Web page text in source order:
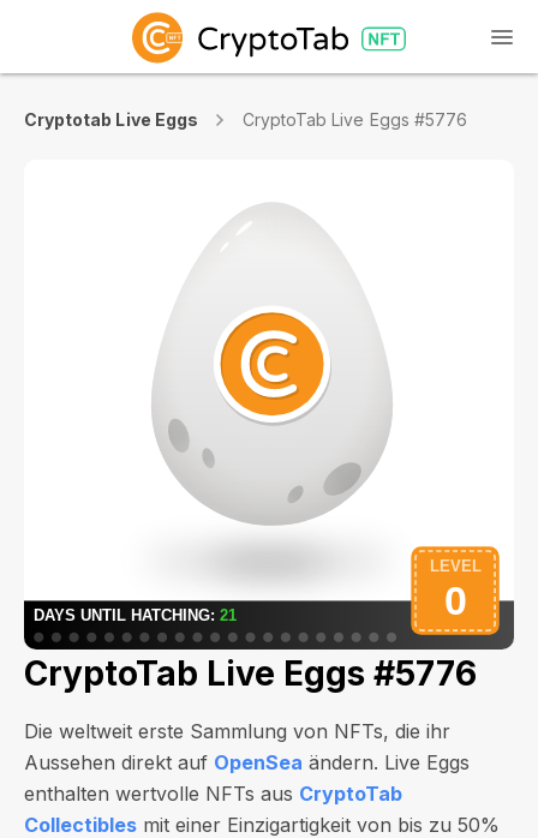
Cryptotab Live Eggs CryptoTab Live Eggs #5776
CryptoTab Live Eggs #5776
Die weltweit erste Sammlung von NFTs, die ihr
Aussehen direkt auf OpenSea ändern. Live Eggs
enthalten wertvolle NFTs aus CryptoTab
Collectibles mit einer Einzigartigkeit von bis zu 50%